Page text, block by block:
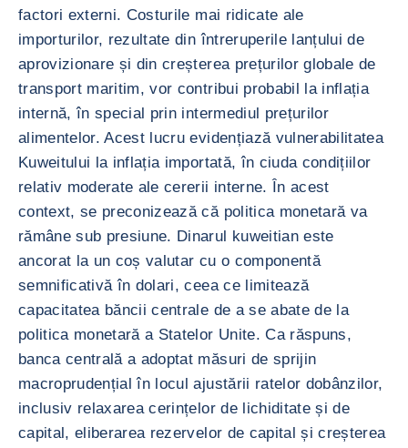
factori externi. Costurile mai ridicate ale
importurilor, rezultate din întreruperile lanțului de
aprovizionare și din creșterea prețurilor globale de
transport maritim, vor contribui probabil la inflația
internă, în special prin intermediul prețurilor
alimentelor. Acest lucru evidențiază vulnerabilitatea
Kuweitului la inflația importată, în ciuda condițiilor
relativ moderate ale cererii interne. În acest
context, se preconizează că politica monetară va
rămâne sub presiune. Dinarul kuweitian este
ancorat la un coș valutar cu o componentă
semnificativă în dolari, ceea ce limitează
capacitatea băncii centrale de a se abate de la
politica monetară a Statelor Unite. Ca răspuns,
banca centrală a adoptat măsuri de sprijin
macroprudențial în locul ajustării ratelor dobânzilor,
inclusiv relaxarea cerințelor de lichiditate și de
capital, eliberarea rezervelor de capital și creșterea